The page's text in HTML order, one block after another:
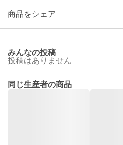
商品をシェア
みんなの投稿
投稿はありません
同じ生産者の商品